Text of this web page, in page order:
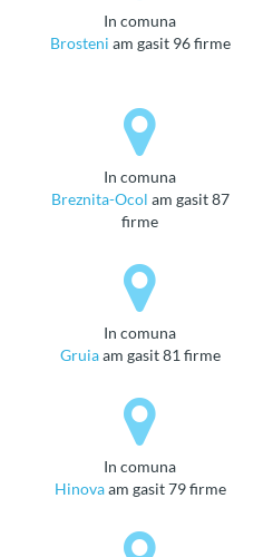
in comuna
Brosteni am gasit 96 firme
in comuna
Breznita-Ocol am gasit 87
firme
in comuna
Gruiaam gasit 81 firme
in comuna
Hinovaam gasit 79 firme